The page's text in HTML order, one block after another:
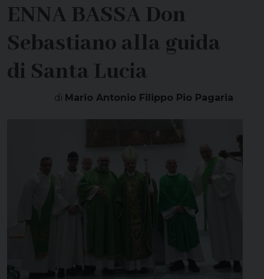
ENNA BASSA Don
Sebastiano alla guida
di Santa Lucia
di Mario Antonio Filippo Pio Pagaria